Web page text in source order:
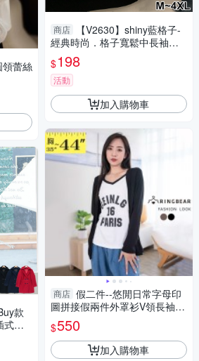
領蕾絲
款
式口
J
商店
【V2630】shiny藍格子-
經典時尚．格子寬鬆中長袖襯
衫
$198
活動
加入購物車
商店 假二件--悠閒日常字母印
圖拼接假兩件外罩衫V領長袖上
衣(黑.咖L-2L)-X604眼圈熊中大
尺碼
$550
加入購物車